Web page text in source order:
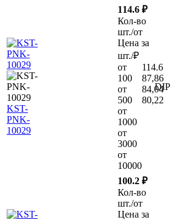
KST-
PNK-
10029
114.6 ₽
Кол-во
шт./от
Цена за
шт./₽
от
100
от
500
от
1000
от
3000
от
10000
114.6
87,86
84,04
80,22
DIP
100.2 ₽
Кол-во
шт./от
Цена за